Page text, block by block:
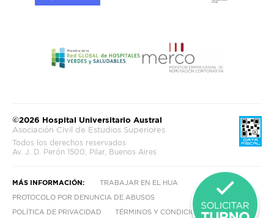
©2026 Hospital Universitario Austral
Asociación Civil de Estudios Superiores
Todos los derechos reservados
Av. J. D. Perón 1500, Pilar, Buenos Aires
MÁS INFORMACIÓN: TRABAJAR EN EL HUA
PROTOCOLO POR DENUNCIA DE ABUSOS
POLÍTICA DE PRIVACIDAD TÉRMINOS Y CONDICIONES